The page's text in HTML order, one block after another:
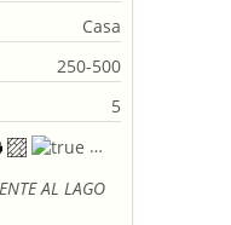
Casa
250-500
5
AL LAGO